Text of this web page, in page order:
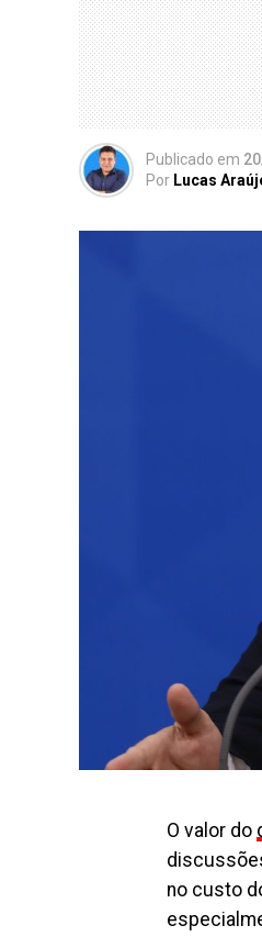
Publicado em
Por Lucas
O valor do
no custo